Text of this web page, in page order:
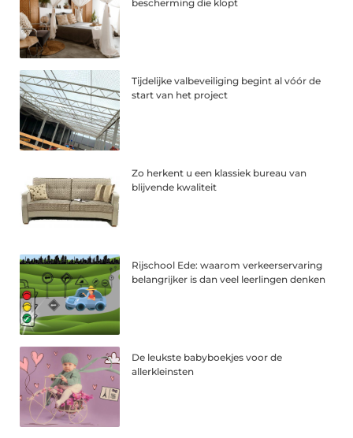
bescherming die klopt
Tijdelijke valbeveiliging begint al vóór de
start van het project
Zo herkent u een klassiek bureau van
blijvende kwaliteit
Rijschool Ede: waarom verkeerservaring
belangrijker is dan veel leerlingen denken
De leukste babyboekjes voor de
allerkleinsten